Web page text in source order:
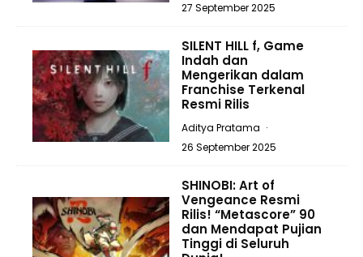
27 September 2025
SILENT HILL f, Game
Indah dan
Mengerikan dalam
Franchise Terkenal
Resmi Rilis
Aditya Pratama ·
26 September 2025
SHINOBI: Art of
Vengeance Resmi
Rilis! “Metascore” 90
dan Mendapat Pujian
Tinggi di Seluruh